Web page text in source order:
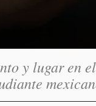
y lugar en